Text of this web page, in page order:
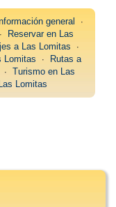
general
∙
Reservar en Las
a Las Lomitas ∙
Lomitas ∙
Rutas a
∙ Turismo en Las
Lomitas